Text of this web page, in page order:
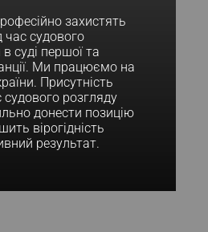
захистять
час судового
суді першої та
Ми працюємо на
Присутність
судового розгляду
донести позицію
вірогідність
результат.